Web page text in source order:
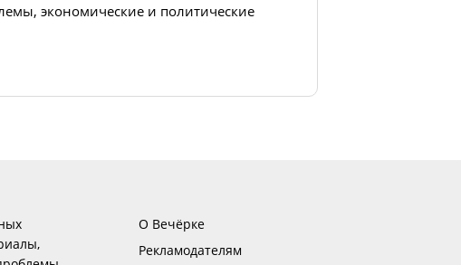
экономические и политические
О Вечёрке
Рекламодателям